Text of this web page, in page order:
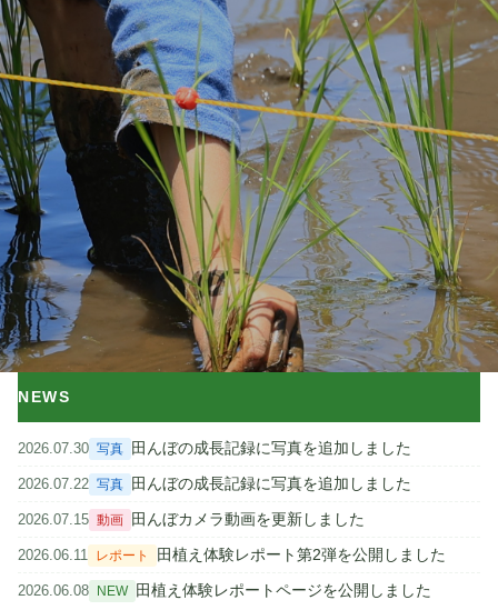
ゆうきや
田植え体験レポート
2026
NEWS
2026.07.30 写真 田んぼの成長記録に写真を追加しました
2026.07.22 写真 田んぼの成長記録に写真を追加しました
2026.07.15 動画 田んぼカメラ動画を更新しました
2026.06.11 レポート 田植え体験レポート第2弾を公開しました
2026.06.08 NEW 田植え体験レポートページを公開しました